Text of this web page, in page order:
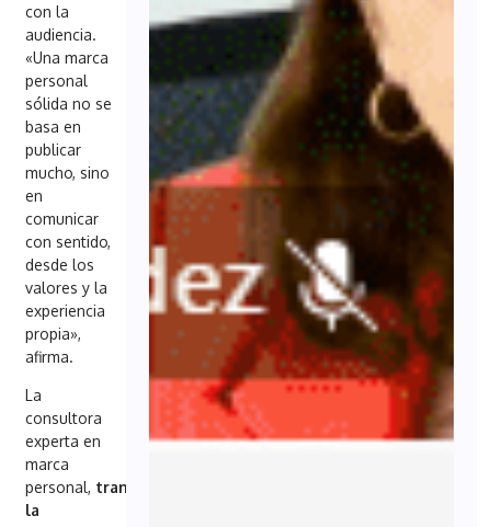
con la
audiencia.
«Una marca
personal
sólida no se
basa en
publicar
mucho, sino
en
comunicar
con sentido,
desde los
valores y la
experiencia
propia»,
afirma.
La
consultora
experta en
marca
personal, transmitió
la